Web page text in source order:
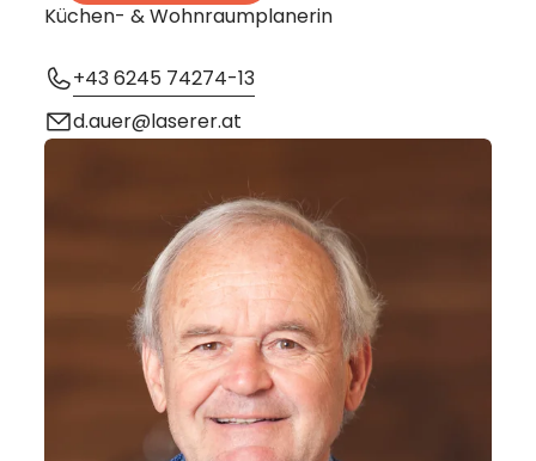
Küchen- & Wohnraumplanerin
+43 6245 74274-13
d.auer@laserer.at